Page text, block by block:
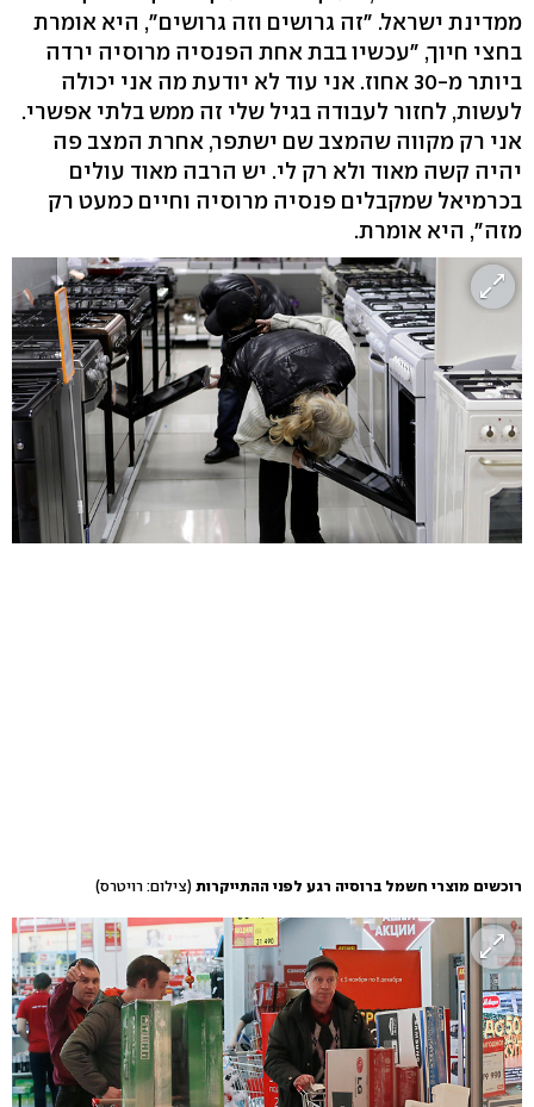
ממדינת ישראל. "זה גרושים וזה גרושים", היא אומרת
בחצי חיוך, "עכשיו בבת אחת הפנסיה מרוסיה ירדה
ביותר מ-30 אחוז. אני עוד לא יודעת מה אני יכולה
לעשות, לחזור לעבודה בגיל שלי זה ממש בלתי אפשרי.
אני רק מקווה שהמצב שם ישתפר, אחרת המצב פה
יהיה קשה מאוד ולא רק לי. יש הרבה מאוד עולים
בכרמיאל שמקבלים פנסיה מרוסיה וחיים כמעט רק
מזה", היא אומרת.
רוכשים מוצרי חשמל ברוסיה רגע לפני ההתייקרות (צילום: רויטרס)